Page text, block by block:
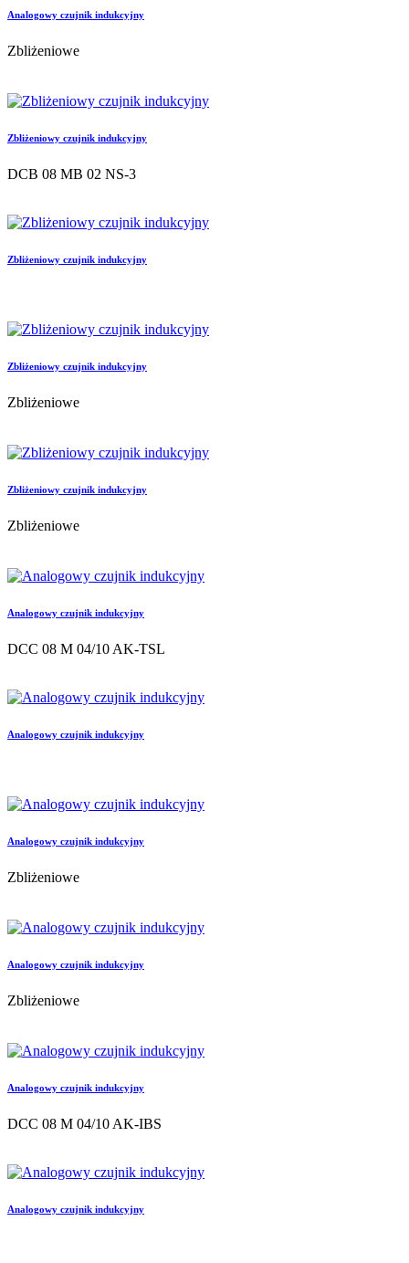
Analogowy czujnik indukcyjny
Zbliżeniowe
Zbliżeniowy czujnik indukcyjny
DCB 08 MB 02 NS-3
Zbliżeniowy czujnik indukcyjny
Zbliżeniowy czujnik indukcyjny
Zbliżeniowe
Zbliżeniowy czujnik indukcyjny
Zbliżeniowe
Analogowy czujnik indukcyjny
DCC 08 M 04/10 AK-TSL
Analogowy czujnik indukcyjny
Analogowy czujnik indukcyjny
Zbliżeniowe
Analogowy czujnik indukcyjny
Zbliżeniowe
Analogowy czujnik indukcyjny
DCC 08 M 04/10 AK-IBS
Analogowy czujnik indukcyjny